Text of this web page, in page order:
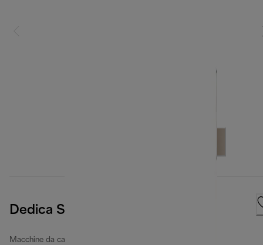
Dedica Style
Macchine da caffè espresso manuali Dedica